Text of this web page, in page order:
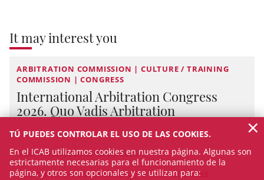
It may interest you
ARBITRATION COMMISSION | CULTURE / TRAINING
COMMISSION | CONGRESS
International Arbitration Congress
2026. Quo Vadis Arbitration
From 10/22/2026 to 10/23/2026
ARBITRATION COMMISSION | OTHER COURSES
TÚ PUEDES CONTROLAR EL USO DE LAS COOKIES.
En el ICAB utilizamos cookies en nuestra página. Algunas son
estrictamente necesarias para el funcionamiento de la
página, y otros son opcionales y se utilizan para:
×